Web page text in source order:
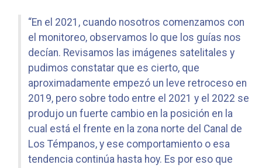
“En el 2021, cuando nosotros comenzamos con
el monitoreo, observamos lo que los guías nos
decían. Revisamos las imágenes satelitales y
pudimos constatar que es cierto, que
aproximadamente empezó un leve retroceso en
2019, pero sobre todo entre el 2021 y el 2022 se
produjo un fuerte cambio en la posición en la
cual está el frente en la zona norte del Canal de
Los Témpanos, y ese comportamiento o esa
tendencia continúa hasta hoy. Es por eso que